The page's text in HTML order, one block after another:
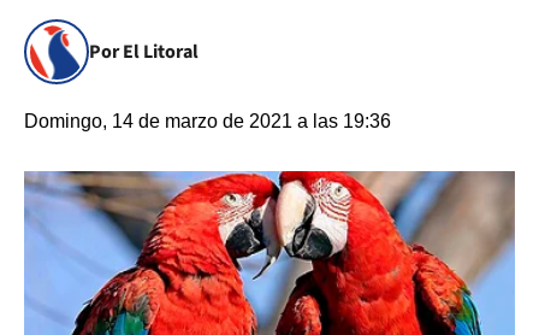
Por El Litoral
Domingo, 14 de marzo de 2021 a las 19:36